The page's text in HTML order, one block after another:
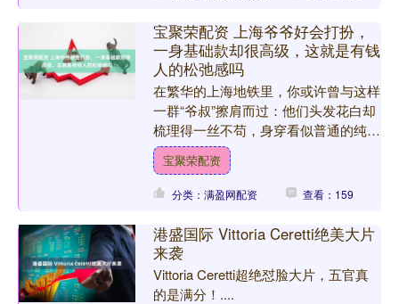
宝聚荣配资 上海爷爷好会打扮，
一身基础款却很高级，这就是有钱
人的松弛感吗
在繁华的上海地铁里，你或许曾与这样
一群“爷叔”擦肩而过：他们头发花白却
梳理得一丝不苟，身穿看似普通的纯色
衬衫或夹克，搭配剪裁利落的直筒裤，
脚踩一双干净的运动鞋。....
宝聚荣配资
分类：满盈网配资 查看：159
港盛国际 Vittoria Ceretti绝美大片
来袭
Vittoria Ceretti超绝怼脸大片，五官真
的是满分！....